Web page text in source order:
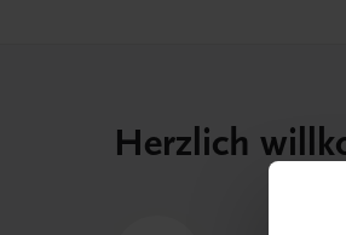
Herzlich